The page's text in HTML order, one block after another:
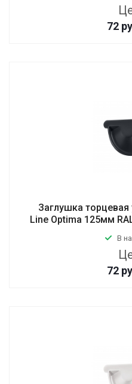
72
Заглушка торцевая
Line Optima 125мм
В
72